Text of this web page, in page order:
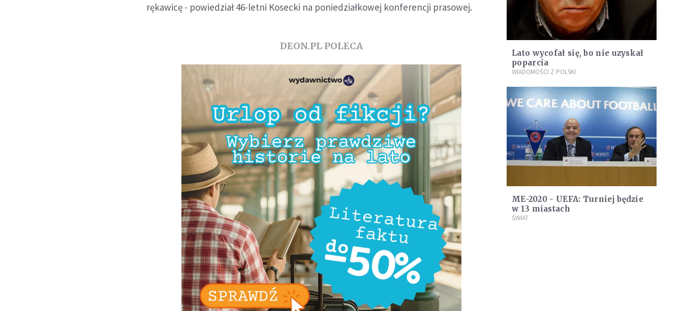
rękawicę - powiedział 46-letni Kosecki na poniedziałkowej konferencji prasowej.
DEON.PL POLECA
Lato wycofał się, bo nie uzyskał
poparcia
WIADOMOŚCI Z POLSKI
ME-2020 - UEFA: Turniej będzie
w 13 miastach
ŚWIAT